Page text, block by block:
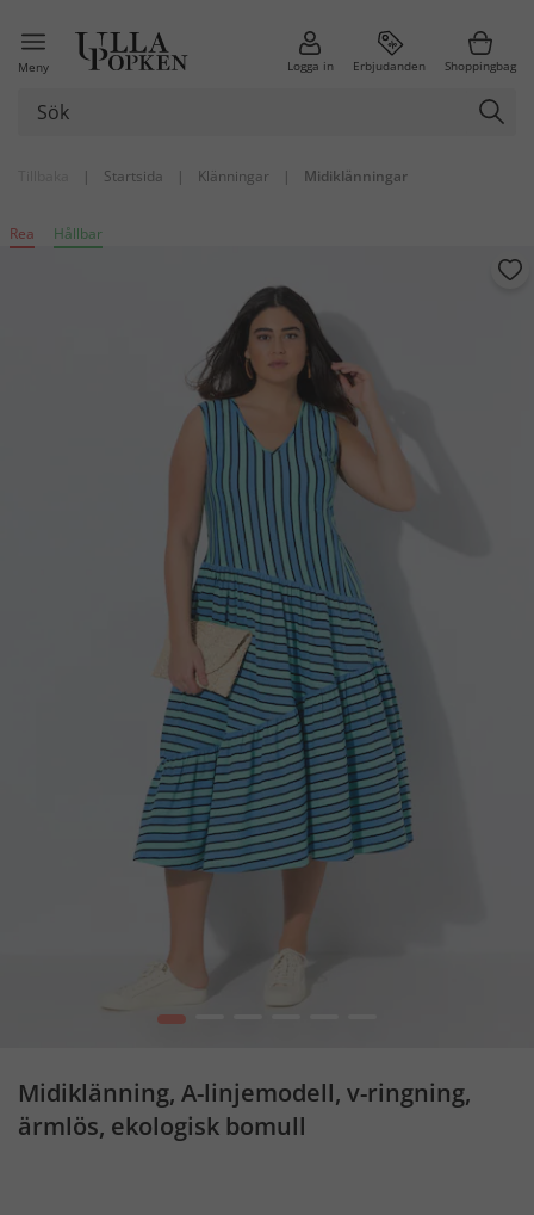
Meny Logga in Erbjudanden Shoppingbag
| Startsida | Klänningar | Midiklänningar
Rea Hållbar
1
Midiklänning, A-linjemodell, v-ringning,
ärmlös, ekologisk bomull